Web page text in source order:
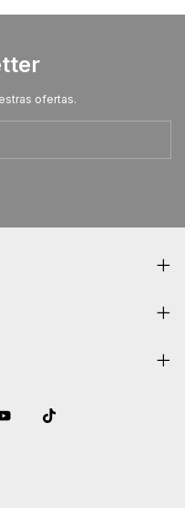
ofertas.